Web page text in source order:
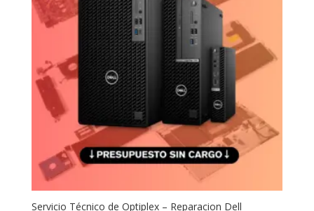
Servicio Técnico de Optiplex – Reparacion Dell